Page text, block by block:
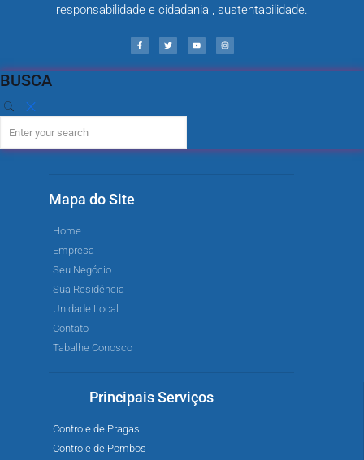
responsabilidade e cidadania , sustentabilidade.
BUSCA
Mapa do Site
Home
Empresa
Seu Negócio
Sua Residência
Unidade Local
Contato
Tabalhe Conosco
Principais Serviços
Controle de Pragas
Controle de Pombos